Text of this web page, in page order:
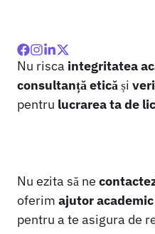
Nu risca integritatea
consultanță eticăși
pentru lucrarea ta de
Nu ezita să ne
oferim ajutor
pentru a te asigura de